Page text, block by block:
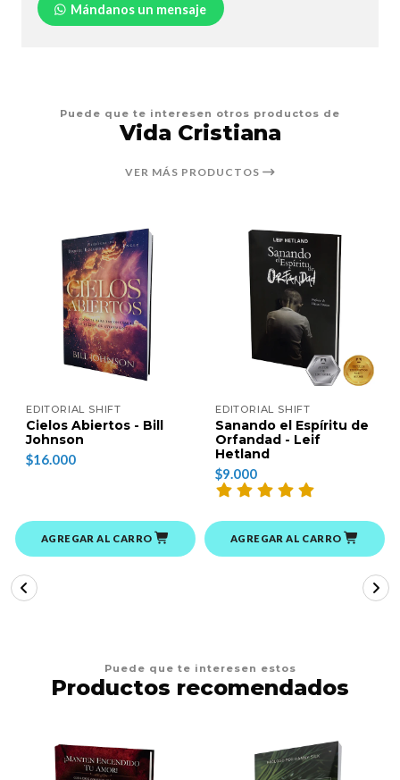
Mándanos un mensaje
Puede que te interesen otros productos de
Vida Cristiana
VER MÁS PRODUCTOS
EDITORIAL SHIFT
Cielos Abiertos - Bill
Johnson
$16.000
AGREGAR AL CARRO
EDITORIAL SHIFT
Sanando el Espíritu de
Orfandad - Leif
Hetland
$9.000
AGREGAR AL CARRO
Puede que te interesen estos
Productos recomendados